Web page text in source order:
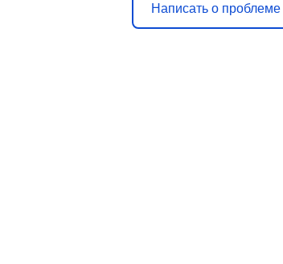
Написать о проблеме